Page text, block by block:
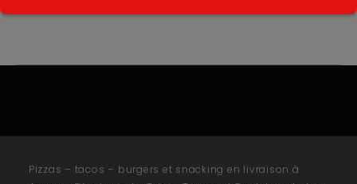
Pizzas – tacos – burgers et snacking en livraison à